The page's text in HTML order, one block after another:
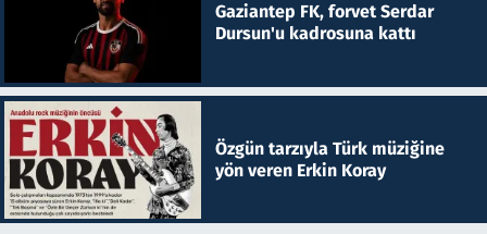
Gaziantep FK, forvet Serdar
Dursun'u kadrosuna kattı
Özgün tarzıyla Türk müziğine
yön veren Erkin Koray